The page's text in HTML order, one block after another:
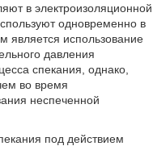
в электроизоляционной
одновременно в
является использование
давления
спекания, однако,
во время
неспеченной
под действием